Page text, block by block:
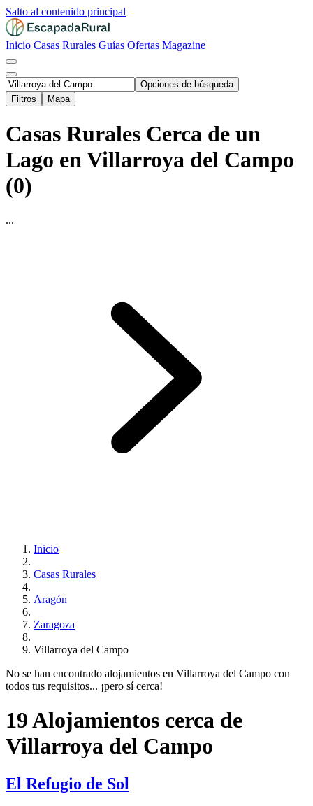
Salto al contenido principal
Inicio Casas Rurales Guías Ofertas Magazine
Opciones de búsqueda
Filtros
Mapa
Casas Rurales Cerca de un
Lago en Villarroya del Campo
(0)
...
Inicio
Casas Rurales
Aragón
Zaragoza
Villarroya del Campo
No se han encontrado alojamientos en Villarroya del Campo con
todos tus requisitos... ¡pero sí cerca!
19 Alojamientos cerca de
Villarroya del Campo
El Refugio de Sol